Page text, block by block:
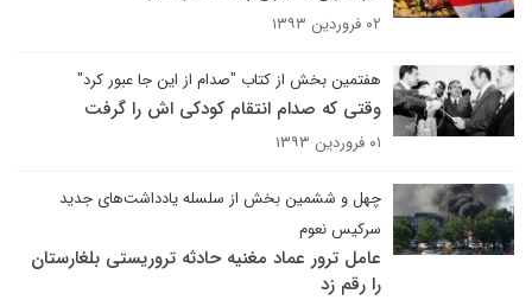
۰۲ فروردین ۱۳۹۳
هفتمین بخش از کتاب "صدام از این جا عبور کرد"
وقتی که صدام انتقام کودکی اش را گرفت
۰۱ فروردین ۱۳۹۳
چهل و ششمین بخش از سلسله یادداشت‌های جدید
سرکیس نعوم
عامل ترور عماد مغنیه حادثه تروریستی بلغارستان
را رقم زد